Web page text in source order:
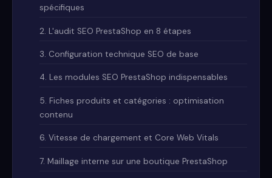
spécifiques
2. L'audit SEO PrestaShop en 8 étapes
3. Configuration technique SEO de base
4. Les modules SEO PrestaShop indispensables
5. Fiches produits et catégories : optimisation
contenu
6. Vitesse de chargement et Core Web Vitals
7. Maillage interne sur une boutique PrestaShop